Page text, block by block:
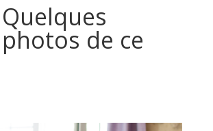
Quelques
photos de ce